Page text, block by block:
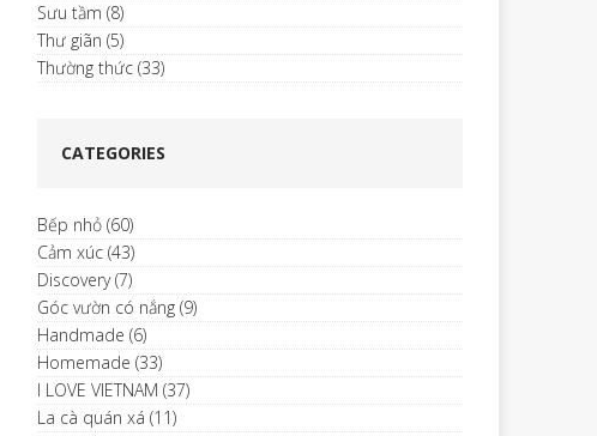
Sưu tầm (8)
Thư giãn (5)
Thường thức (33)
CATEGORIES
Bếp nhỏ (60)
Cảm xúc (43)
Discovery(7)
Góc vườn có nắng (9)
Handmade (6)
Homemade (33)
I LOVE VIETNAM (37)
La cà quán xá (11)